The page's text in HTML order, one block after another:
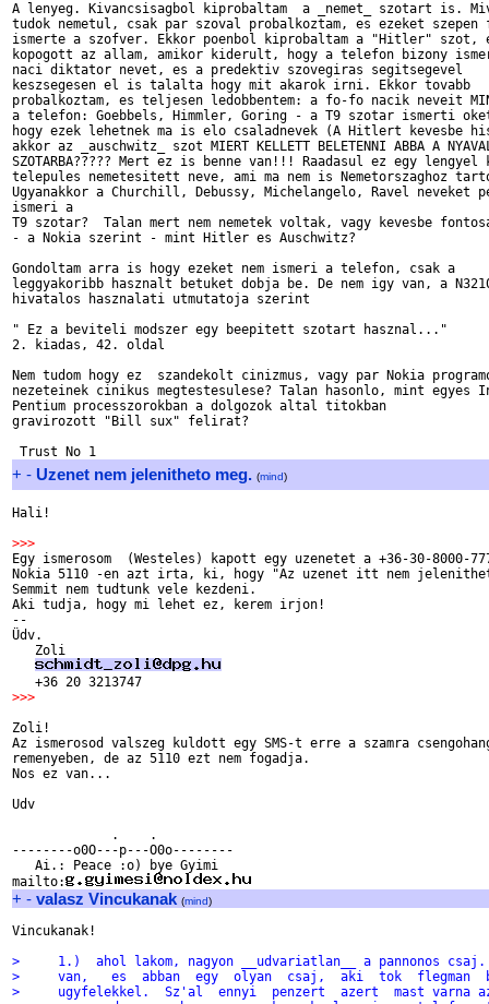
A lenyeg. Kivancsisagbol kiprobaltam  a _nemet_ szotart is.
tudok nemetul, csak par szoval probalkoztam, es ezeket
ismerte a szofver. Ekkor poenbol kiprobaltam a "Hitler" szot,
kopogott az allam, amikor kiderult, hogy a telefon bizony
naci diktator nevet, es a predektiv szovegiras segitsegevel
keszsegesen el is talalta hogy mit akarok irni. Ekkor tovabb
probalkoztam, es teljesen ledobbentem: a fo-fo nacik neveit
a telefon: Goebbels, Himmler, Goring - a T9 szotar ismerti
hogy ezek lehetnek ma is elo csaladnevek (A Hitlert kevesbe
akkor az _auschwitz_ szot MIERT KELLETT BELETENNI ABBA A
SZOTARBA????? Mert ez is benne van!!! Raadasul ez egy lengyel
telepules nemetesitett neve, ami ma nem is Nemetorszaghoz
Ugyanakkor a Churchill, Debussy, Michelangelo, Ravel neveket
ismeri a
T9 szotar?  Talan mert nem nemetek voltak, vagy kevesbe
- a Nokia szerint - mint Hitler es Auschwitz?
Gondoltam arra is hogy ezeket nem ismeri a telefon, csak a
leggyakoribb hasznalt betuket dobja be. De nem igy van, a
hivatalos hasznalati utmutatoja szerint
" Ez a beviteli modszer egy beepitett szotart hasznal..."
2. kiadas, 42. oldal
Nem tudom hogy ez  szandekolt cinizmus, vagy par Nokia
nezeteinek cinikus megtestesulese? Talan hasonlo, mint egyes
Pentium processzorokban a dolgozok altal titokban
gravirozott "Bill sux" felirat?
+ - Uzenet nem jelenitheto meg. (mind)
Hali!
>>>
Egy ismerosom  (Westeles) kapott egy uzenetet a +36-30-8000-
Nokia 5110 -en azt irta, ki, hogy "Az uzenet itt nem
Semmit nem tudtunk vele kezdeni.
Aki tudja, hogy mi lehet ez, kerem irjon!
--
Üdv.
   Zoli
>>>
Zoli!
Az ismerosod valszeg kuldott egy SMS-t erre a szamra
remenyeben, de az 5110 ezt nem fogadja.
Nos ez van...
Udv
--------o0O---p---O0o--------
   Ai.: Peace :o) bye Gyimi
mailto:
+ - valasz Vincukanak (mind)
Vincukanak!
>     1.)  ahol lakom, nagyon __udvariatlan__ a pannonos
>     van,   es  abban  egy  olyan  csaj,  aki  tok  flegman
>     ugyfelekkel.  Sz'al  ennyi  penzert  azert  mast varna az